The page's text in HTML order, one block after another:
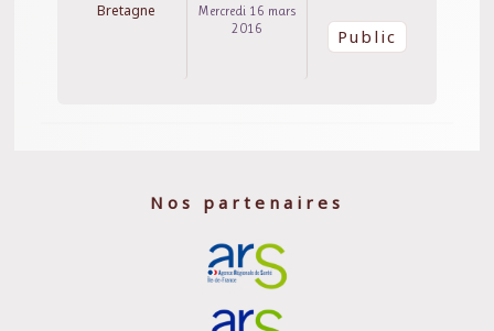
Bretagne
Mercredi 16 mars
2016
Public
Nos partenaires